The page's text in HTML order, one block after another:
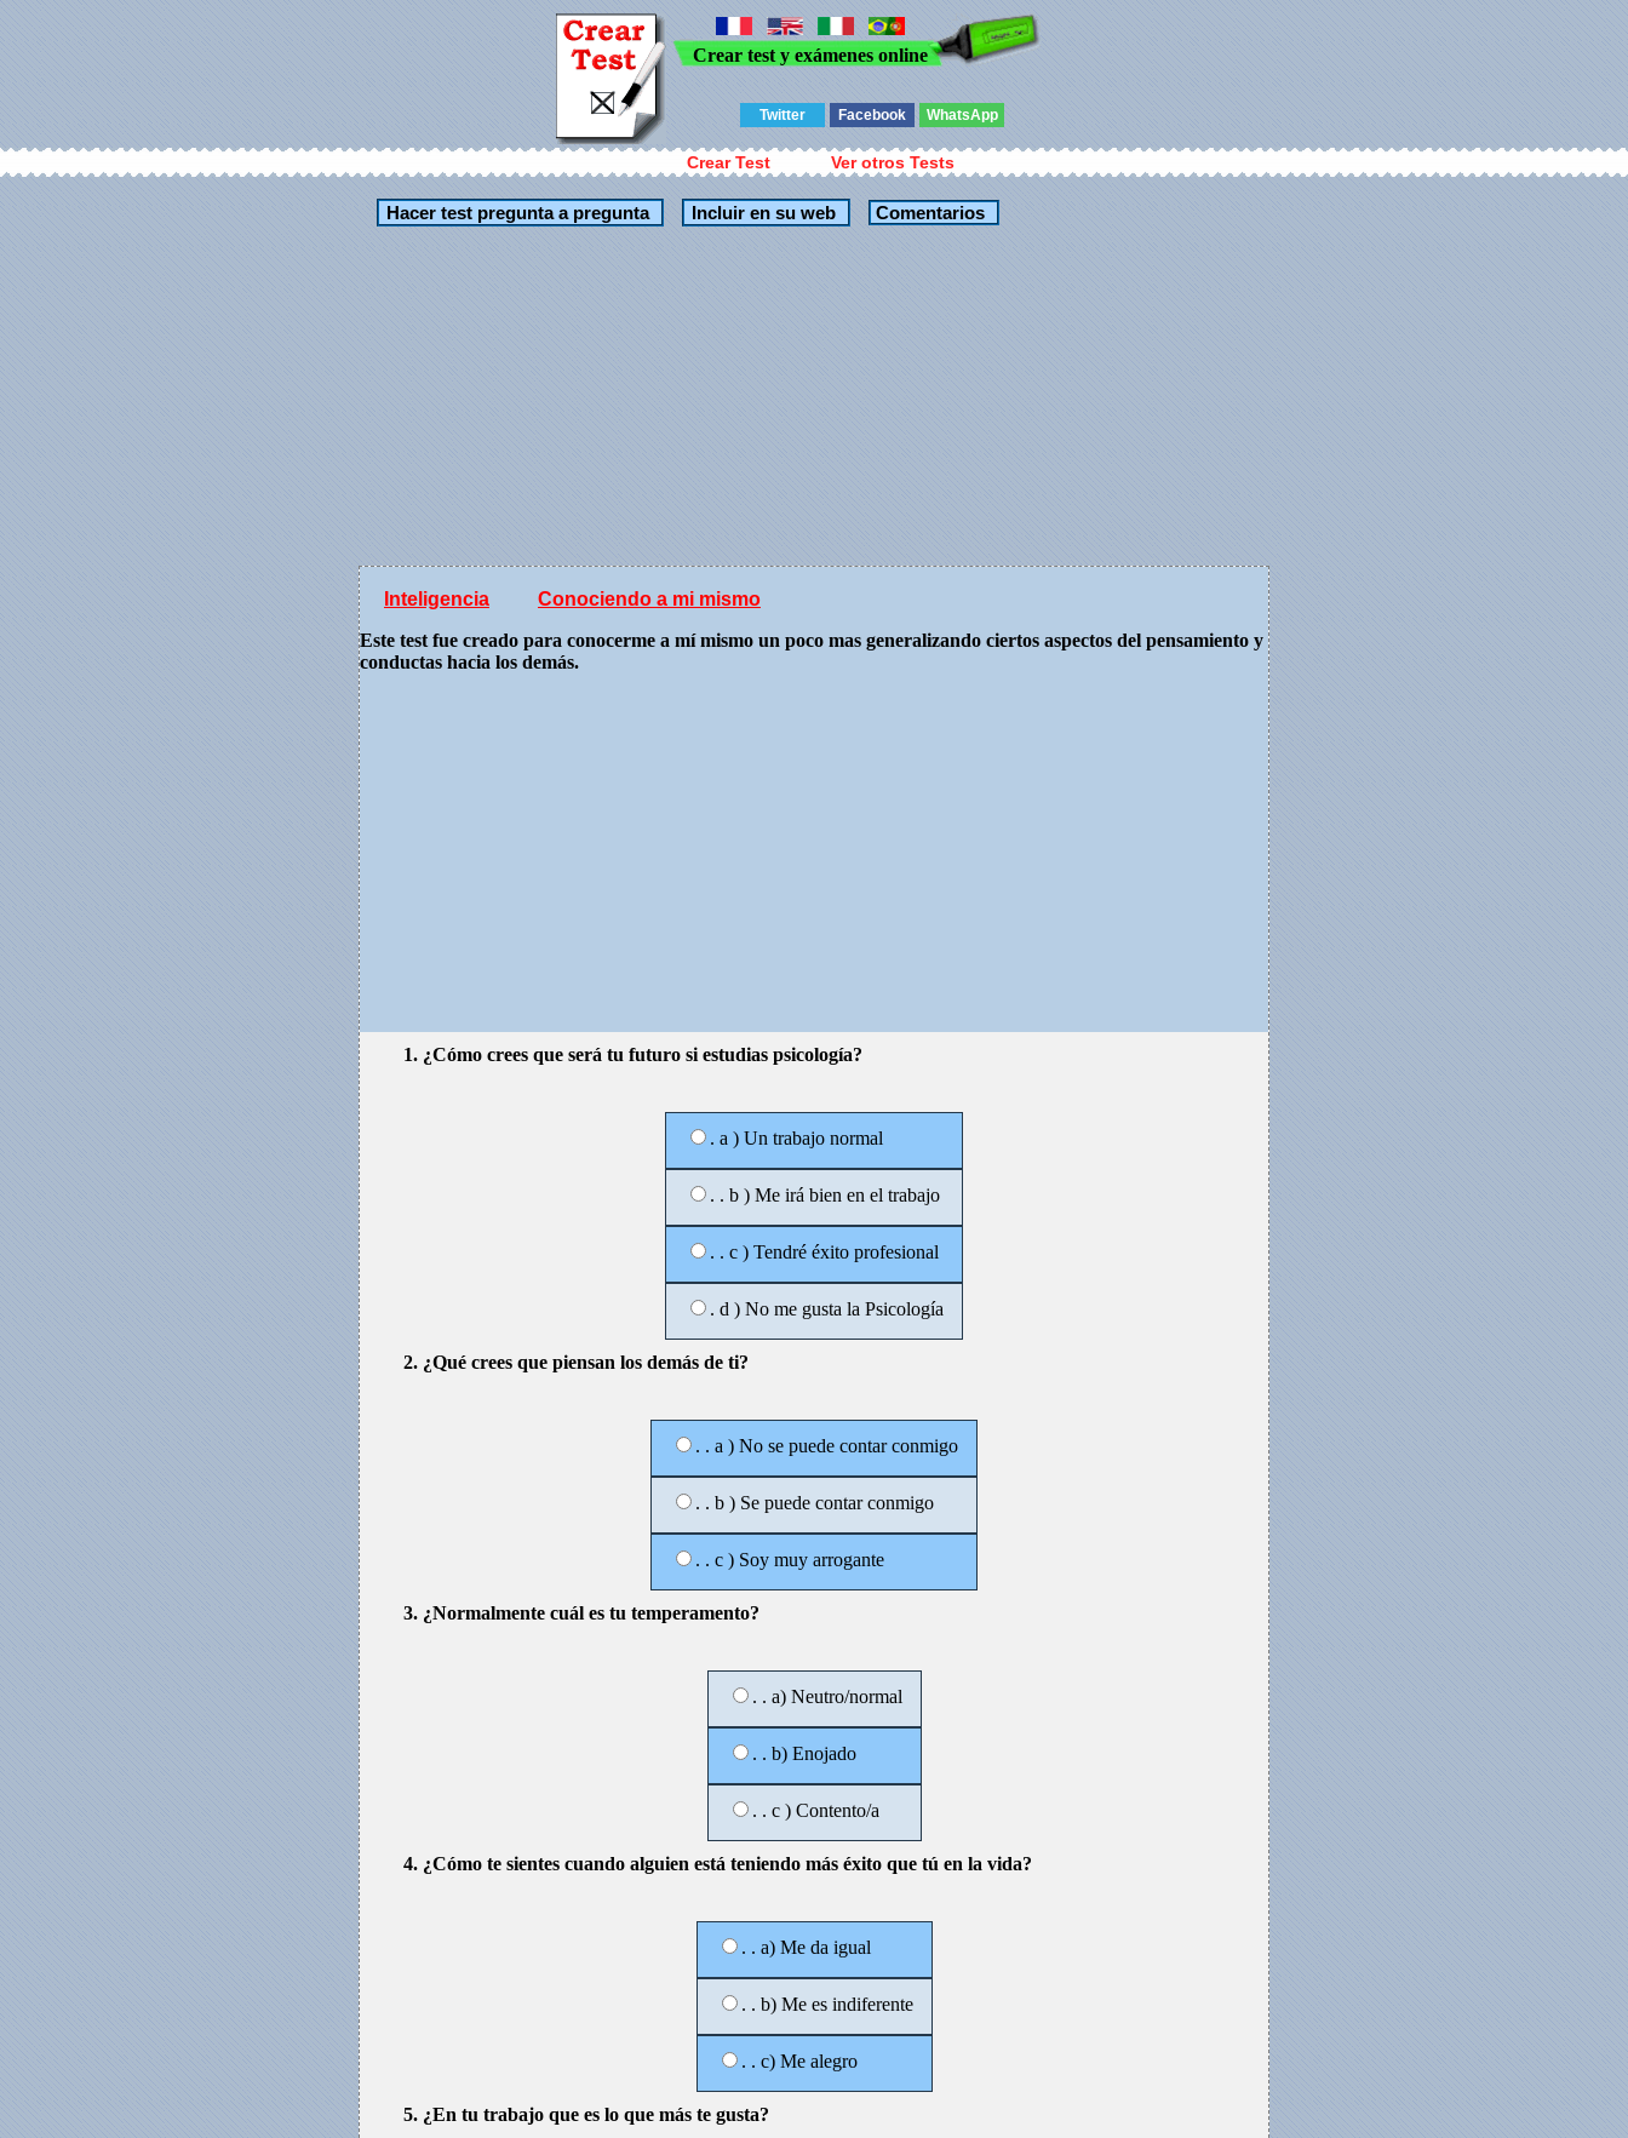
Crear test y exámenes online
Twitter Facebook WhatsApp
Crear Test Ver otros Tests
Comentarios
Inteligencia
Conociendo a mi mismo
Este test fue creado para conocerme a mí mismo un poco mas generalizando ciertos aspectos del pensamiento y
conductas hacia los demás.
1. ¿Cómo crees que será tu futuro si estudias psicología?
. a ) Un trabajo normal
. . b ) Me irá bien en el trabajo
. . c ) Tendré éxito profesional
. d ) No me gusta la Psicología
2. ¿Qué crees que piensan los demás de ti?
. . a ) No se puede contar conmigo
. . b ) Se puede contar conmigo
. . c ) Soy muy arrogante
3. ¿Normalmente cuál es tu temperamento?
. . a) Neutro/normal
. . b) Enojado
. . c ) Contento/a
4. ¿Cómo te sientes cuando alguien está teniendo más éxito que tú en la vida?
. . a) Me da igual
. . b) Me es indiferente
. . c) Me alegro
5. ¿En tu trabajo que es lo que más te gusta?